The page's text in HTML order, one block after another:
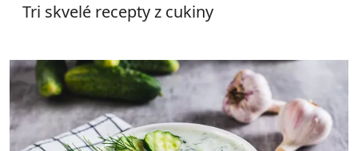
Tri skvelé recepty z cukiny